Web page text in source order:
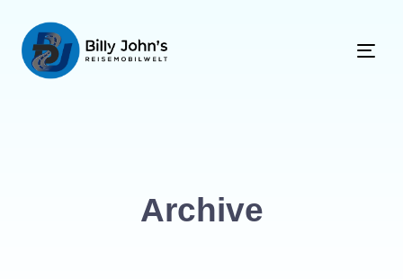
Archive